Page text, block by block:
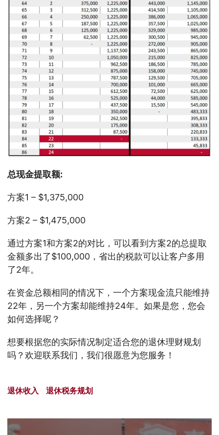
总现金提取额:
方案1 – $1,375,000
方案2 – $1,475,000
通过方案1和方案2的对比，可以看到方案2的总提取
金额多出了$100,000，省出的税款可以让客户多用
了2年。
在资金总额相同的情况下，一个方案现金流只能维持
22年，另一个方案却能维持24年。如果是您，您会
如何选择呢？
想要根据您的实际情况制定适合您的退休理财规划
吗？欢迎联系我们，我们很愿意为您服务！
退休收入 退休税务规划